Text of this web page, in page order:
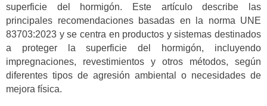
superficie del hormigón. Este artículo describe las
principales recomendaciones basadas en la norma UNE
83703:2023 y se centra en productos y sistemas destinados
a proteger la superficie del hormigón, incluyendo
impregnaciones, revestimientos y otros métodos, según
diferentes tipos de agresión ambiental o necesidades de
mejora física.